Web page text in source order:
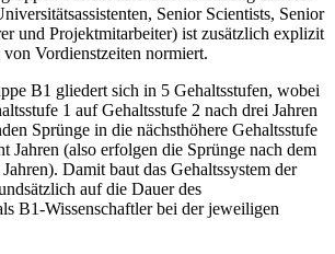
Senior Scientists, Senior
und Projektmitarbeiter) ist zusätzlich explizit
Vordienstzeiten normiert.
B1 gliedert sich in 5 Gehaltsstufen, wobei
1 auf Gehaltsstufe 2 nach drei Jahren
Sprünge in die nächsthöhere Gehaltsstufe
Jahren (also erfolgen die Sprünge nach dem
Damit baut das Gehaltssystem der
auf die Dauer des
B1-Wissenschaftler bei der jeweiligen